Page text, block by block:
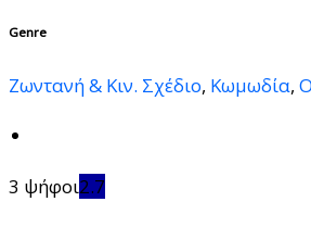
Genre
Ζωντανή & Κιν. Σχέδιο, Κωμωδία,
3 ψήφοι2.7